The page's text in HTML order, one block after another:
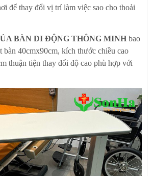
để thay đổi vị trí làm việc sao cho thoải
BÀN DI ĐỘNG THÔNG MINHbao
bàn 40cmx90cm, kích thước chiều cao
thuận tiện thay đổi độ cao phù hợp với